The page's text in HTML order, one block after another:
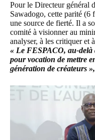
Pour le Directeur général
Sawadogo, cette parité (6
une source de fierté. Il a
comité à visionner au
analyser, à les critiquer et
« Le FESPACO, au-delà
pour vocation de mettre
génération de créateurs »,